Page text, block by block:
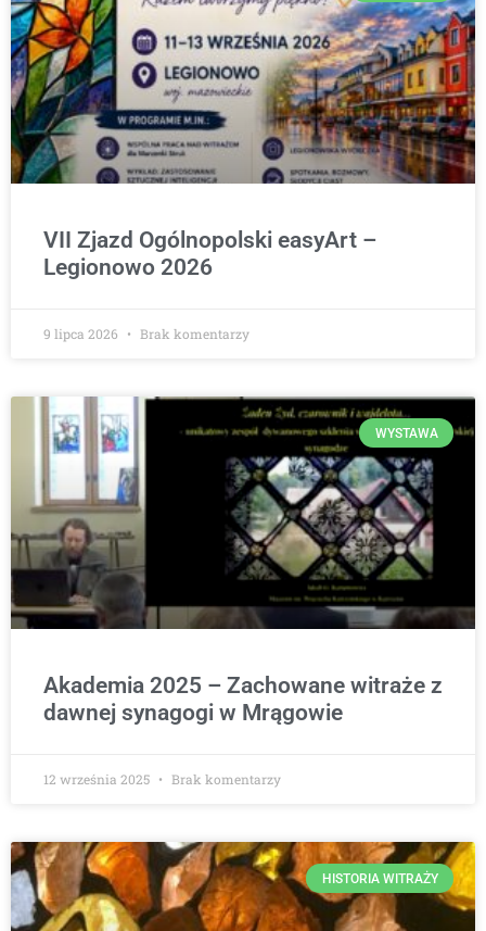
VII Zjazd Ogólnopolski easyArt –
Legionowo 2026
9 lipca 2026 Brak komentarzy
WYSTAWA
Akademia 2025 – Zachowane witraże z
dawnej synagogi w Mrągowie
12 września 2025 Brak komentarzy
HISTORIA WITRAŻY